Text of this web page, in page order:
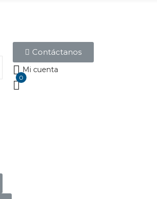
Contáctanos
Mi cuenta
0